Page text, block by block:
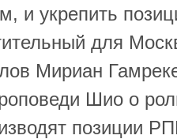
и укрепить
для
Мириан
Шио о
позиции